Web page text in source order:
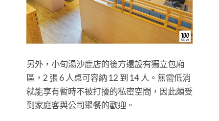
另外，小旬湯沙鹿店的後方還設有獨立包廂
區，2 張 6 人桌可容納 12 到 14 人。無需低消
就能享有暫時不被打擾的私密空間，因此頗受
到家庭客與公司聚餐的歡迎。